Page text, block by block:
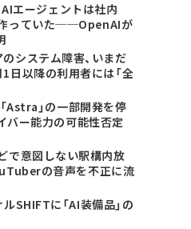
エージェントは社内
っていた──OpenAIが
システム障害、いまだ
以降の利用者には「全
Astra」の一部開発を停
ー能力の可能性否定
で意図しない駅構内放
の音声を不正に流
SHIFTに「AI装備品」の